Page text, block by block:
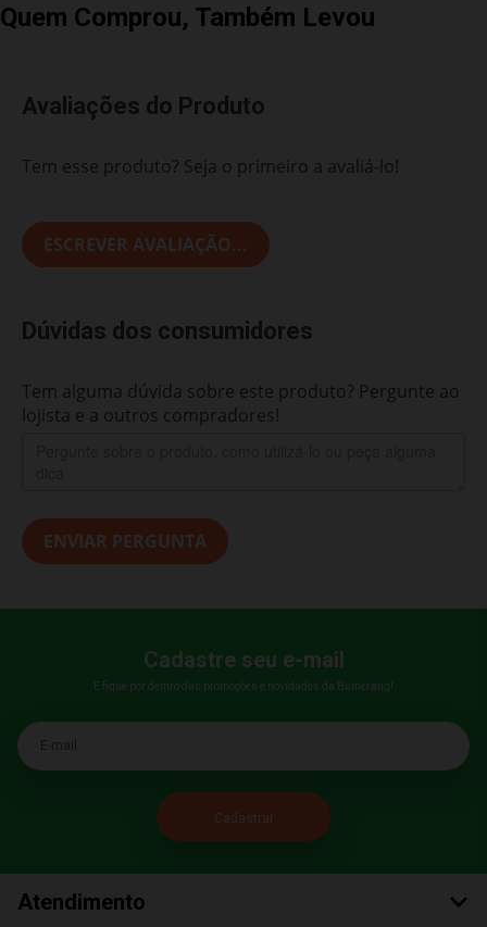
Quem Comprou, Também Levou
Avaliações do Produto
Tem esse produto? Seja o primeiro a avaliá-lo!
ESCREVER AVALIAÇÃO...
Dúvidas dos consumidores
Tem alguma dúvida sobre este produto? Pergunte ao
lojista e a outros compradores!
ENVIAR PERGUNTA
Cadastre seu e-mail
E fique por dentro das promoções e novidades da Bumerang!
E-mail
Atendimento